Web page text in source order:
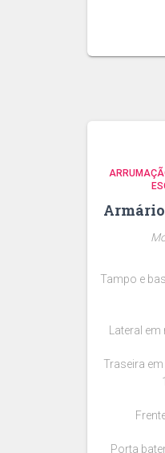
Tampo e
Lateral
Traseira
Porta